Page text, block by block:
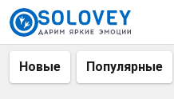
Новые Популярные